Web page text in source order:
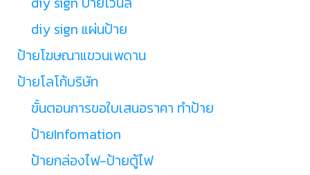
diy sign แผ่นป้าย
ป้ายโฆษณาแขวนเพดาน
ป้ายโลโก้บริษัท
ขั้นตอนการขอใบเสนอราคา ทำป้าย
ป้ายInfomation
ป้ายกล่องไฟ-ป้ายตู้ไฟ